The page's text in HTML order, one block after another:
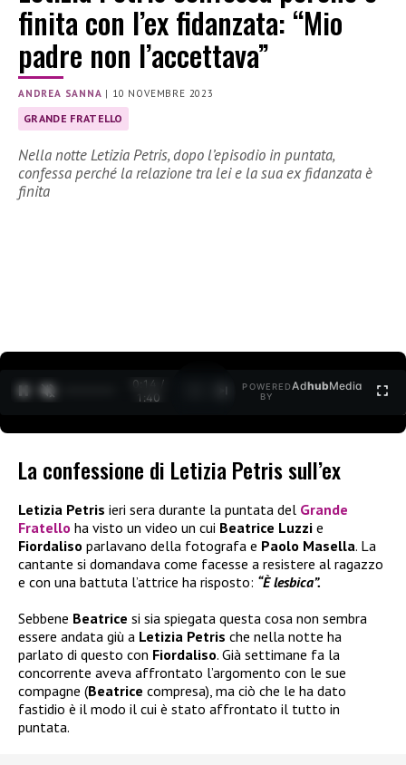
finita con l’ex fidanzata: “Mio
padre non l’accettava”
ANDREA SANNA | 10 NOVEMBRE 2023
GRANDE FRATELLO
Nella notte Letizia Petris, dopo l’episodio in puntata,
confessa perché la relazione tra lei e la sua ex fidanzata è
finita
0:15 /
1:40
POWERED
BY
AdhubMedia
La confessione di Letizia Petris sull’ex
Letizia Petris ieri sera durante la puntata del Grande
Fratello ha visto un video un cui Beatrice Luzzi e
Fiordaliso parlavano della fotografa e Paolo Masella. La
cantante si domandava come facesse a resistere al ragazzo
e con una battuta l’attrice ha risposto: “È lesbica”.
Sebbene Beatrice si sia spiegata questa cosa non sembra
essere andata giù a Letizia Petris che nella notte ha
parlato di questo con Fiordaliso. Già settimane fa la
concorrente aveva affrontato l’argomento con le sue
compagne (Beatrice compresa), ma ciò che le ha dato
fastidio è il modo il cui è stato affrontato il tutto in
puntata.